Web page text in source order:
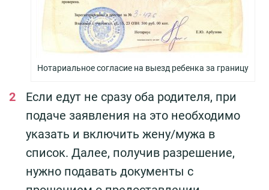
Нотариальное согласие на выезд ребенка за границу
Если едут не сразу оба родителя, при
подаче заявления на это необходимо
указать и включить жену/мужа в
список. Далее, получив разрешение,
нужно подавать документы с